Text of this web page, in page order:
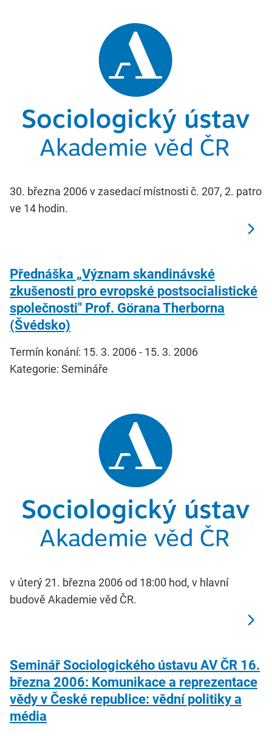
30. března 2006 v zasedací místnosti č. 207, 2. patro
ve 14 hodin.
Přednáška „Význam skandinávské
zkušenosti pro evropské postsocialistické
společnosti" Prof. Görana Therborna
(Švédsko)
Termín konání: 15. 3. 2006 - 15. 3. 2006
Kategorie: Semináře
v úterý 21. března 2006 od 18:00 hod, v hlavní
budově Akademie věd ČR.
Seminář Sociologického ústavu AV ČR 16.
března 2006: Komunikace a reprezentace
vědy v České republice: vědní politiky a
média